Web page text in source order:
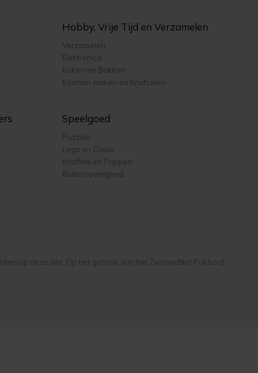
Hobby, Vrije Tijd en Verzamelen
Verzamelen
Elektronica
Koken en Bakken
Kaarten maken en Knutselen
Speelgoed
Puzzels
Lego en Duplo
Knuffels en Poppen
Buitenspeelgoed
op deze site. Op het gebruik van het ZeelandNet Prikbord